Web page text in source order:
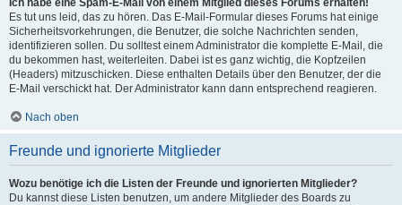
Ich habe eine Spam-E-Mail von einem Mitglied dieses Forums erhalten!
Es tut uns leid, das zu hören. Das E-Mail-Formular dieses Forums hat einige
Sicherheitsvorkehrungen, die Benutzer, die solche Nachrichten senden,
identifizieren sollen. Du solltest einem Administrator die komplette E-Mail, die
du bekommen hast, weiterleiten. Dabei ist es ganz wichtig, die Kopfzeilen
(Headers) mitzuschicken. Diese enthalten Details über den Benutzer, der die
E-Mail verschickt hat. Der Administrator kann dann entsprechend reagieren.
Nach oben
Freunde und ignorierte Mitglieder
Wozu benötige ich die Listen der Freunde und ignorierten Mitglieder?
Du kannst diese Listen benutzen, um andere Mitglieder des Boards zu